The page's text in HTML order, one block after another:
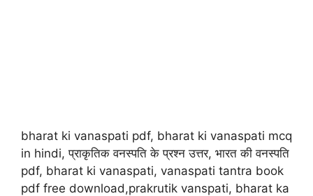
bharat ki vanaspati pdf, bharat ki vanaspati mcq
in hindi, प्राकृतिक वनस्पति के प्रश्न उत्तर, भारत की वनस्पति
pdf, bharat ki vanaspati, vanaspati tantra book
pdf free download,prakrutik vanspati, bharat ka